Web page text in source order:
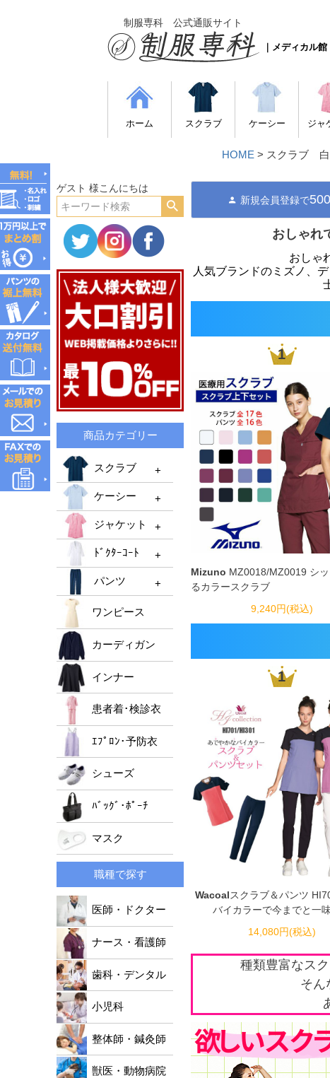
制服専科 公式通販サイト
｜メディカル館
ホーム スクラブ ケーシー ジャ
HOME スクラブ
ゲスト 様こんにちは
商品カテゴリー
スクラブ
スクラブTOP
メンズスクラブ
レディーススクラブ
機能性スクラブ
ケーシー
ケーシーTOP
メンズケーシー
レディースケーシー
男女兼用ケーシー
ジャケット
メンズジャケット
ﾚﾃﾞｨｰｽジャケット
ﾄﾞｸﾀｰｺｰﾄ
ﾄﾞｸﾀｰｺｰﾄTOP
ﾒﾝｽﾞﾄﾞｸﾀｰｺｰﾄ
ﾚﾃﾞｨｰｽﾄﾞｸﾀｰｺｰﾄ
パンツ
パンツTOP
メンズパンツ
男女兼用パンツ
ワンピース
カーディガン
インナー
患者着･検診衣
ｴﾌﾟﾛﾝ･予防衣
シューズ
ﾊﾞｯｸﾞ･ﾎﾟｰﾁ
マスク
職種で探す
医師・ドクター
ナース・看護師
歯科・デンタル
小児科
整体師・鍼灸師
獣医・動物病院
新規会員登録で500
おしゃれ
おしゃ
人気ブランドのミズノ、
1
Mizuno MZ0018/MZ0019 シッ
るカラースクラブ
9,240円(税込)
1
Wacoalスクラブ＆パンツ
バイカラーで今までと一
14,080円(税込)
種類豊富なス
そん